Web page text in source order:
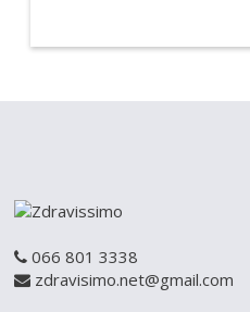
066 801 3338
zdravisimo.net@gmail.com